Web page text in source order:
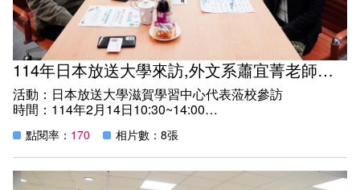
114年日本放送大學來訪,外文系蕭宜菁老師全程日文口譯，促進台日遠距教育交流
活動：日本放送大學滋賀學習中心代表蒞校參訪
時間：114年2月14日10:30~14:00
教室
紀實：日本放送大學滋賀學習中心所長平井 肇（Hajime
HIRAI）一行人今(14)日蒞臨本校進行教育交流與參訪，此
行目的旨在了解臺灣空中大學的遠距教育現況、營運模式及
點閱率： 170 相片數：8張